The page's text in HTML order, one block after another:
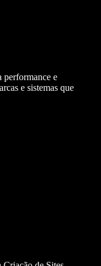
performance e
e sistemas que